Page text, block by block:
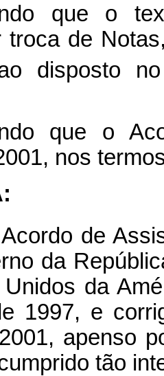
que o
troca de
disposto
que o
nos
de
da
da
1997, e
apenso
tão